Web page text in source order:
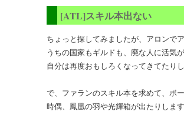
[ATL]スキル本出ない
ちょっと探してみましたが、アロンで
うちの国家もギルドも、廃な人に活気
自分は再度おもしろくなってきてたり
で、ファランのスキル本を求めて、ボ
時偶、鳳凰の羽や光輝箱が出たりしま